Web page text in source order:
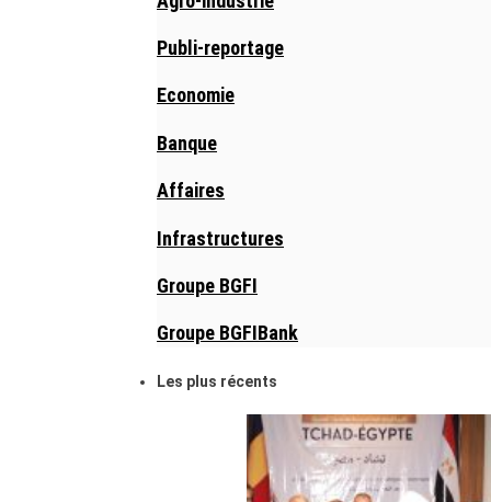
Publi-reportage
Economie
Banque
Affaires
Infrastructures
Groupe BGFI
Groupe BGFIBank
Les plus récents